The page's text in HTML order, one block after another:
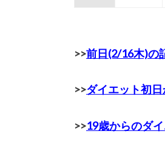
>>前日(2/16木)の
>>ダイエット初
>>19歳からのダ